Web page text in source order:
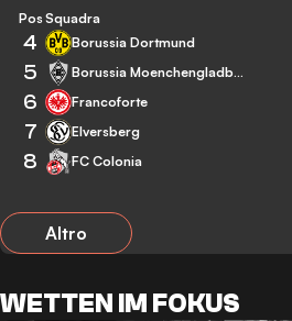
Pos Squadra
4 Borussia Dortmund
5 Borussia Moenchengladbach
6 Francoforte
7 Elversberg
8 FC Colonia
Altro
WETTEN IM FOKUS